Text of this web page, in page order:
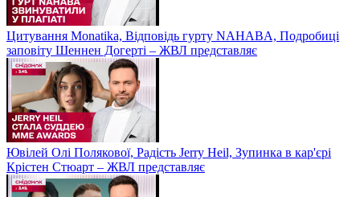
Цитування Monatikа, Відповідь гурту NAHABA, Подробиці
заповіту Шеннен Догерті – ЖВЛ представляє
Ювілей Олі Полякової, Радість Jerry Heil, Зупинка в кар'єрі
Крістен Стюарт – ЖВЛ представляє